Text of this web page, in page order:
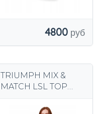
4800
TRIUMPH MIX &
MATCH LSL TOP
хлопковый